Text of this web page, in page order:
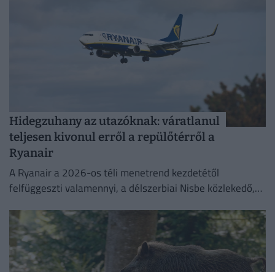
Hidegzuhany az utazóknak: váratlanul
teljesen kivonul erről a repülőtérről a
Ryanair
A Ryanair a 2026-os téli menetrend kezdetétől
felfüggeszti valamennyi, a délszerbiai Nisbe közlekedő,